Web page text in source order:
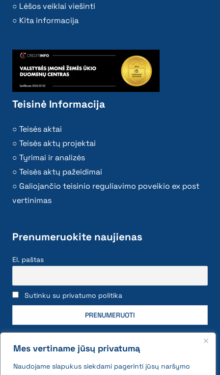
Mes vertiname jūsų privatumą
Naudojame slapukus siekdami pagerinti jūsų naršymo
Lėšos veiklai viešinti
Kita informacija
Teisinė Informacija
Teisės aktai
Teisės aktų projektai
Tyrimai ir analizės
Teisės aktų pažeidimai
Galiojančio teisinio reguliavimo poveikio ex post
vertinimas
Prenumeruokite naujienas
El. paštas
Sutinku su privatumo politika